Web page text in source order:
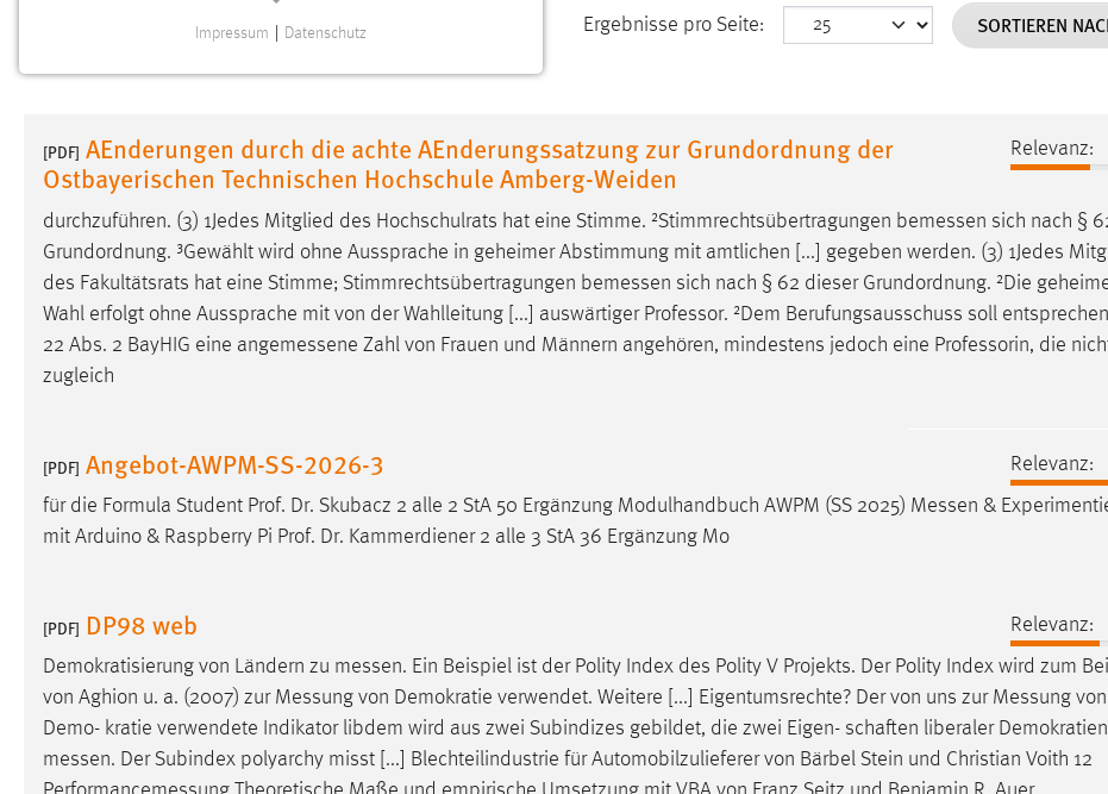
Ergebnisse pro Seite: SORTIEREN
[PDF] AEnderungen durch die achte AEnderungssatzung zur Grundordnung der
Ostbayerischen Technischen Hochschule Amberg-Weiden
Relevanz:
durchzuführen. (3) 1Jedes Mitglied des Hochschulrats hat eine Stimme. ²Stimmrechtsübertragungen bemessen sich nach §
Grundordnung. ³Gewählt wird ohne Aussprache in geheimer Abstimmung mit amtlichen [...] gegeben werden. (3) 1Jedes
des Fakultätsrats hat eine Stimme; Stimmrechtsübertragungen bemessen sich nach § 62 dieser Grundordnung. ²Die
Wahl erfolgt ohne Aussprache mit von der Wahlleitung [...] auswärtiger Professor. ²Dem Berufungsausschuss soll
22 Abs. 2 BayHIG eine angemessene Zahl von Frauen und Männern angehören, mindestens jedoch eine Professorin, die
zugleich
[PDF] Angebot-AWPM-SS-2026-3
Relevanz:
für die Formula Student Prof. Dr. Skubacz 2 alle 2 StA 50 Ergänzung Modulhandbuch AWPM (SS 2025) Messen &
mit Arduino & Raspberry Pi Prof. Dr. Kammerdiener 2 alle 3 StA 36 Ergänzung Mo
[PDF] DP98 web
Relevanz:
Demokratisierung von Ländern zu messen. Ein Beispiel ist der Polity Index des Polity V Projekts. Der Polity Index wird zum
von Aghion u. a. (2007) zur Messung von Demokratie verwendet. Weitere [...] Eigentumsrechte? Der von uns zur Messung von
Demo- kratie verwendete Indikator libdem wird aus zwei Subindizes gebildet, die zwei Eigen- schaften liberaler Demokratien
messen. Der Subindex polyarchy misst [...] Blechteilindustrie für Automobilzulieferer von Bärbel Stein und Christian Voith 12
Website erforderlich.
Einverständnis
Name: cookie_consent
Zweck:
ausgewählten Einverständnis-Optionen
des Benutzers
Performance
Name: staticfilecache
Sprachpräferenz
Name: site-language-preference
Zweck:
Das Cookie speichert die gewählte
Impressum Datenschutz